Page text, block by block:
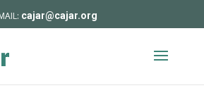
cajar@cajar.org